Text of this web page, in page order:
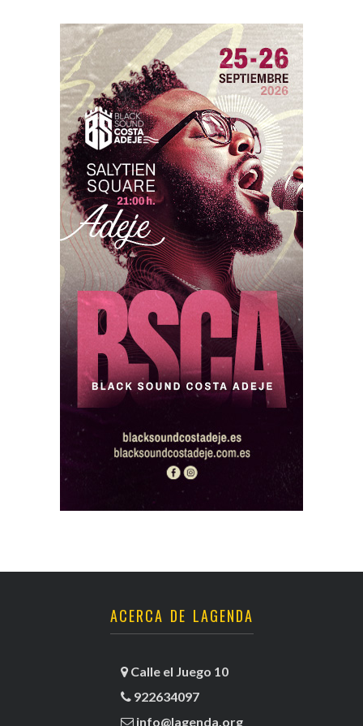
ACERCA DE LAGENDA
Calle el Juego 10
922634097
info@lagenda.org